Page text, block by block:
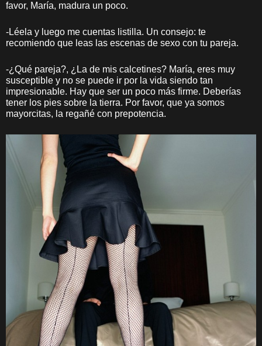
favor, María, madura un poco.
-Léela y luego me cuentas listilla. Un consejo: te
recomiendo que leas las escenas de sexo con tu pareja.
-¿Qué pareja?, ¿La de mis calcetines? María, eres muy
susceptible y no se puede ir por la vida siendo tan
impresionable. Hay que ser un poco más firme. Deberías
tener los pies sobre la tierra. Por favor, que ya somos
mayorcitas, la regañé con prepotencia.